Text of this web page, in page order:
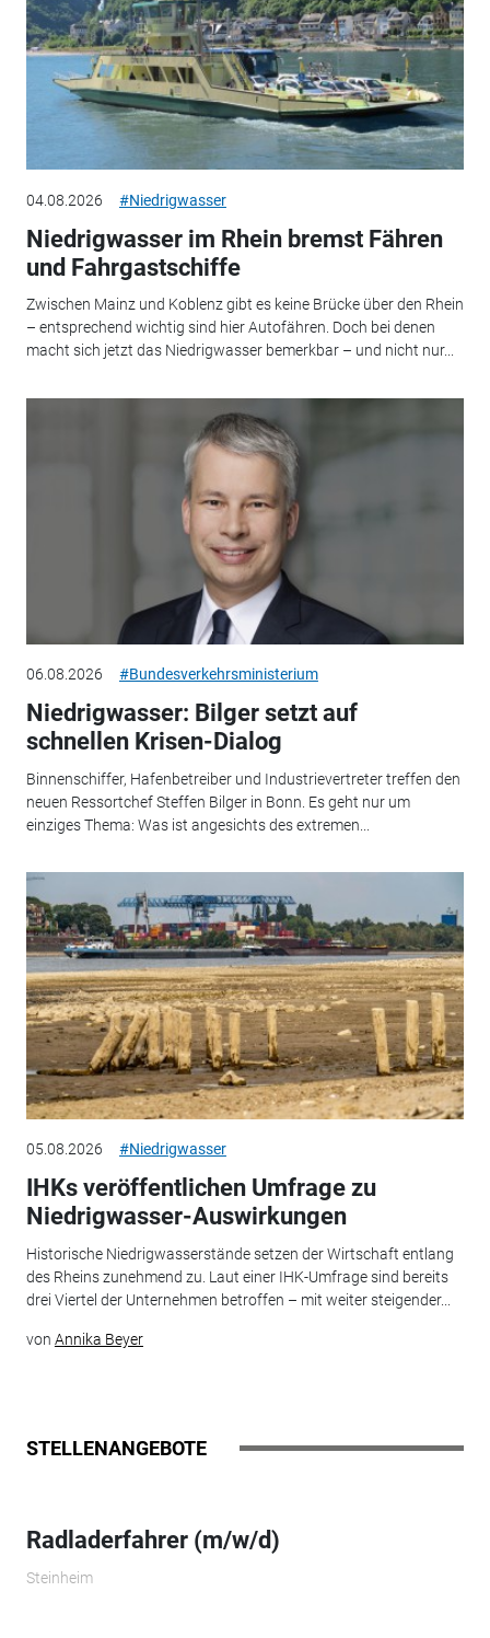
04.08.2026 #Niedrigwasser
Niedrigwasser im Rhein bremst Fähren
und Fahrgastschiffe
Zwischen Mainz und Koblenz gibt es keine Brücke über den Rhein
– entsprechend wichtig sind hier Autofähren. Doch bei denen
macht sich jetzt das Niedrigwasser bemerkbar – und nicht nur...
06.08.2026 #Bundesverkehrsministerium
Niedrigwasser: Bilger setzt auf
schnellen Krisen-Dialog
Binnenschiffer, Hafenbetreiber und Industrievertreter treffen den
neuen Ressortchef Steffen Bilger in Bonn. Es geht nur um
einziges Thema: Was ist angesichts des extremen...
05.08.2026 #Niedrigwasser
IHKs veröffentlichen Umfrage zu
Niedrigwasser-Auswirkungen
Historische Niedrigwasserstände setzen der Wirtschaft entlang
des Rheins zunehmend zu. Laut einer IHK-Umfrage sind bereits
drei Viertel der Unternehmen betroffen – mit weiter steigender...
von Annika Beyer
STELLENANGEBOTE
Radladerfahrer (m/w/d)
Steinheim